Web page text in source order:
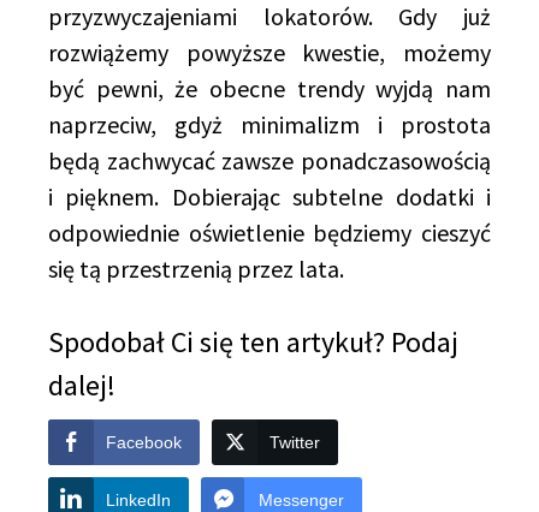
przyzwyczajeniami lokatorów. Gdy już
rozwiążemy powyższe kwestie, możemy
być pewni, że obecne trendy wyjdą nam
naprzeciw, gdyż minimalizm i prostota
będą zachwycać zawsze ponadczasowością
i pięknem. Dobierając subtelne dodatki i
odpowiednie oświetlenie będziemy cieszyć
się tą przestrzenią przez lata.
Spodobał Ci się ten artykuł? Podaj
dalej!
Facebook Twitter
LinkedIn Messenger